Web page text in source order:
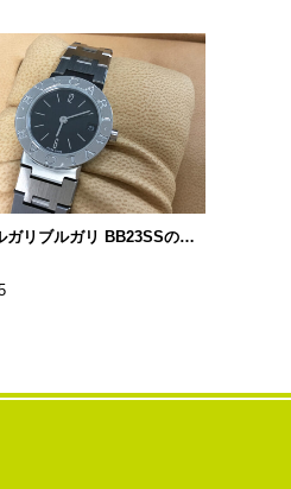
色々なブルガリブルガリ BB23SSの種類について…